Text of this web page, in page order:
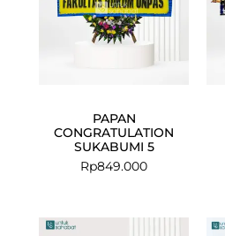
PAPAN
CONGRATULATION
SUKABUMI 5
Rp849.000